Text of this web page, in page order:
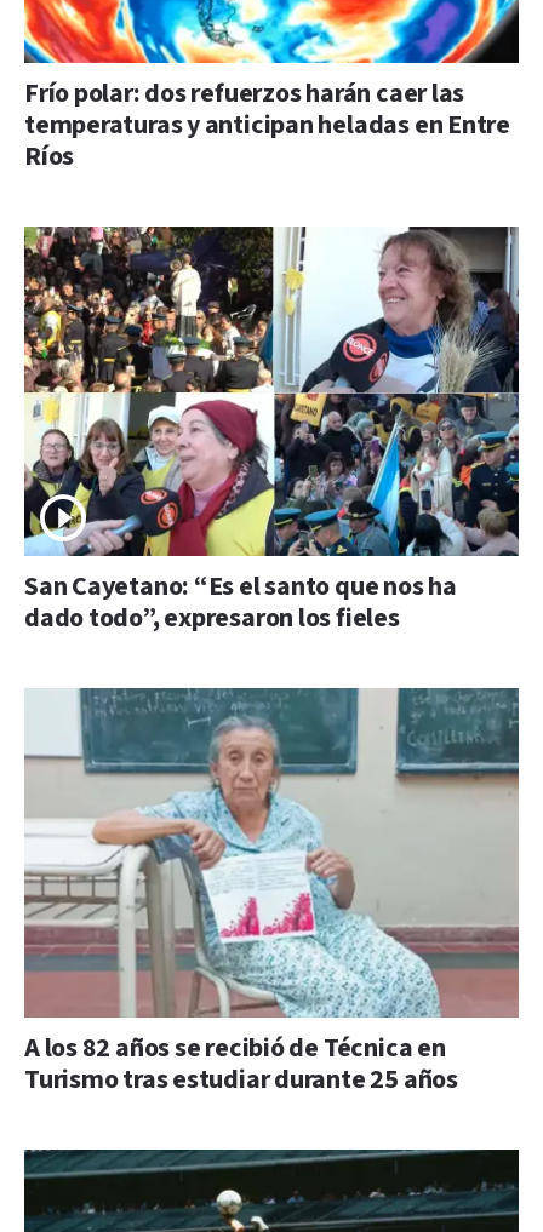
Frío polar: dos refuerzos harán caer las
temperaturas y anticipan heladas en Entre
Ríos
San Cayetano: “Es el santo que nos ha
dado todo”, expresaron los fieles
A los 82 años se recibió de Técnica en
Turismo tras estudiar durante 25 años